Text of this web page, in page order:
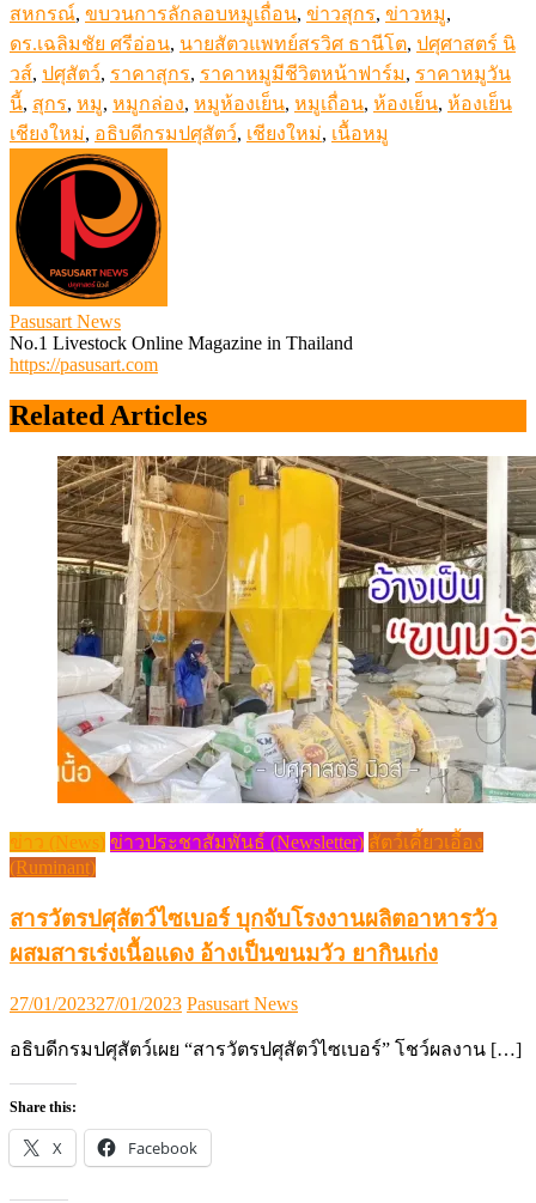
สหกรณ์, ขบวนการลักลอบหมูเถื่อน, ข่าวสุกร, ข่าวหมู,
ดร.เฉลิมชัย ศรีอ่อน, นายสัตวแพทย์สรวิศ ธานีโต, ปศุศาสตร์ นิ
วส์, ปศุสัตว์, ราคาสุกร, ราคาหมูมีชีวิตหน้าฟาร์ม, ราคาหมูวัน
นี้, สุกร, หมู, หมูกล่อง, หมูห้องเย็น, หมูเถื่อน, ห้องเย็น, ห้องเย็น
เชียงใหม่, อธิบดีกรมปศุสัตว์, เชียงใหม่, เนื้อหมู
Pasusart News
No.1 Livestock Online Magazine in Thailand
https://pasusart.com
Related Articles
ข่าว (News) ข่าวประชาสัมพันธ์ (Newsletter) สัตว์เคี้ยวเอื้อง
(Ruminant)
สารวัตรปศุสัตว์ไซเบอร์ บุกจับโรงงานผลิตอาหารวัว
ผสมสารเร่งเนื้อแดง อ้างเป็นขนมวัว ยากินเก่ง
Posted
27/01/202327/01/2023 Author
Pasusart News
อธิบดีกรมปศุสัตว์เผย “สารวัตรปศุสัตว์ไซเบอร์” โชว์ผลงาน […]
Share this:
X Facebook